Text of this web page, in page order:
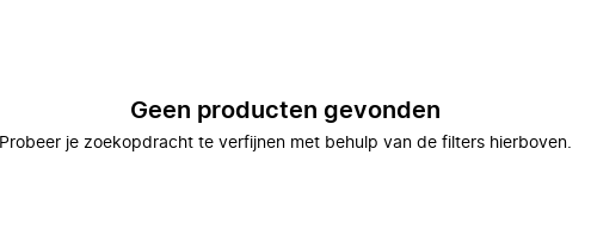
Geen producten gevonden
Probeer je zoekopdracht te verfijnen met behulp van de filters hierboven.